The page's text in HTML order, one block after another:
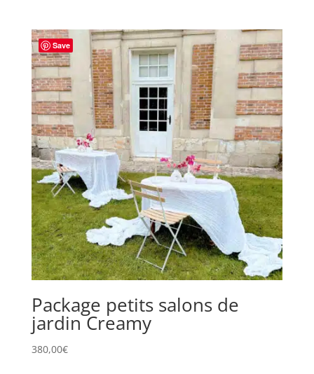
Save
Package petits salons de
jardin Creamy
380,00€